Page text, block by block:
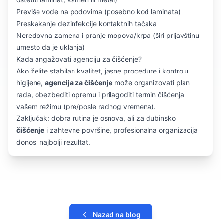
Previše vode na podovima (posebno kod laminata)
Preskakanje dezinfekcije kontaktnih tačaka
Neredovna zamena i pranje mopova/krpa (širi prljavštinu
umesto da je uklanja)
Kada angažovati agenciju za čišćenje?
Ako želite stabilan kvalitet, jasne procedure i kontrolu
higijene, agencija za čišćenje može organizovati plan
rada, obezbediti opremu i prilagoditi termin čišćenja
vašem režimu (pre/posle radnog vremena).
Zaključak: dobra rutina je osnova, ali za dubinsko
čišćenje i zahtevne površine, profesionalna organizacija
donosi najbolji rezultat.
Nazad na blog